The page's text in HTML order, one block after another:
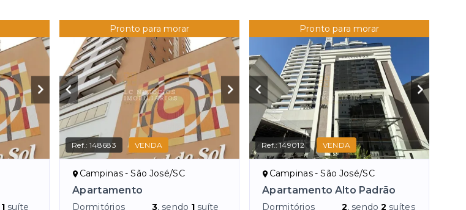
1 suíte
Pronto para morar
Ref.:148683 VENDA
Campinas - São José/SC
Apartamento
Dormitórios 3, sendo 1 suíte
Pronto para morar
Ref.:149012 VENDA
Campinas - São José/SC
Apartamento Alto Padrão
Dormitórios 2, sendo2 suítes